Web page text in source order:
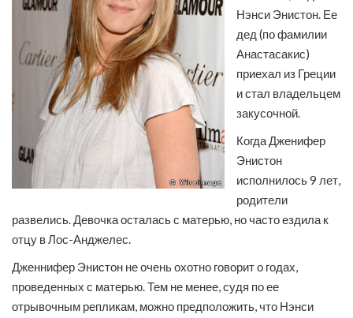
Нэнси Энистон. Ее
дед (по фамилии
Анастасакис)
приехал из Греции
и стал владельцем
закусочной.
Когда Дженифер
Энистон
исполнилось 9 лет,
родители
развелись. Девочка осталась с матерью, но часто ездила к
отцу в Лос-Анджелес.
Дженнифер Энистон не очень охотно говорит о годах,
проведенных с матерью. Тем не менее, судя по ее
отрывочным репликам, можно предположить, что Нэнси